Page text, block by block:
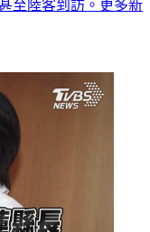
至陸客到訪。更多新